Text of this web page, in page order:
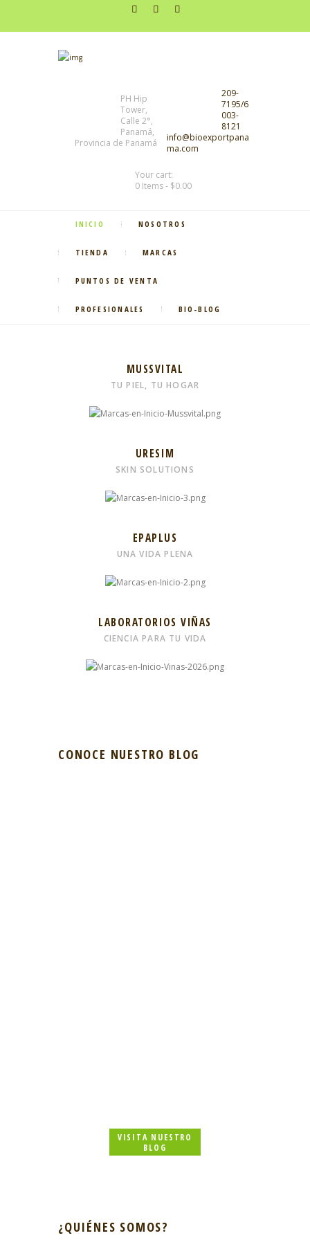
PH Hip
Tower,
Calle 2°,
Panamá,
Provincia de Panamá
209-
7195/6
003-
8121
info@bioexportpana
ma.com
Your cart:
0 Items- $0.00
INICIO NOSOTROS
TIENDA MARCAS
PUNTOS DE VENTA
PROFESIONALES BIO-BLOG
MUSSVITAL
TU PIEL, TU HOGAR
URESIM
SKIN SOLUTIONS
EPAPLUS
UNA VIDA PLENA
LABORATORIOS VIÑAS
CIENCIA PARA TU VIDA
CONOCE NUESTRO BLOG
VISITA NUESTRO
BLOG
¿QUIÉNES SOMOS?